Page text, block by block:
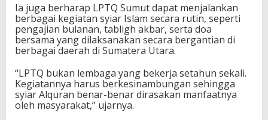
Ia juga berharap LPTQ Sumut dapat menjalankan
berbagai kegiatan syiar Islam secara rutin, seperti
pengajian bulanan, tabligh akbar, serta doa
bersama yang dilaksanakan secara bergantian di
berbagai daerah di Sumatera Utara.
“LPTQ bukan lembaga yang bekerja setahun sekali.
Kegiatannya harus berkesinambungan sehingga
syiar Alquran benar-benar dirasakan manfaatnya
oleh masyarakat,” ujarnya.